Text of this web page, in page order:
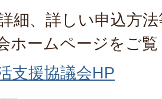
細、詳しい申込方
ホームページをご
支援協議会HP